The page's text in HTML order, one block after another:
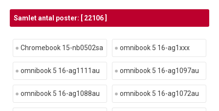
Samlet antal poster: [ 22106 ]
Chromebook 15-nb0502sa omnibook 5 16-ag1xxx
omnibook 5 16-ag1111au omnibook 5 16-ag1097au
omnibook 5 16-ag1088au omnibook 5 16-ag1072au